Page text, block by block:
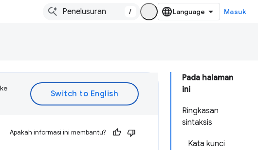
/ Masuk
Pada halaman
ini
Ringkasan
sintaksis
Kata kunci
Apakah informasi ini membantu?